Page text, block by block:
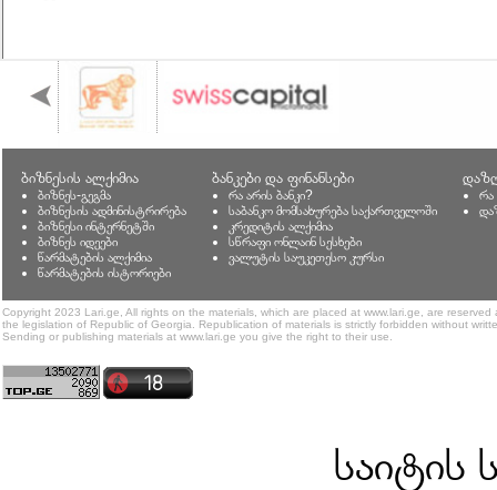
ბიზნესის ალქიმია
ბიზნეს-გეგმა
ბიზნესის ადმინისტრირება
ბიზნესი ინტერნეტში
ბიზნეს იდეები
წარმატების ალქიმია
წარმატების ისტორიები
ბანკები და ფინანსები
რა არის ბანკი?
საბანკო მომსახურება საქართველოში
კრედიტის ალქიმია
სწრაფი ონლაინ სესხები
ვალუტის საუკეთესო კურსი
რა
Copyright 2023 Lari.ge, All rights on the materials, which are placed at www.lari.ge, are
the legislation of Republic of Georgia. Republication of materials is strictly forbidden without
Sending or publishing materials at www.lari.ge you give the right to their use.
საიტის